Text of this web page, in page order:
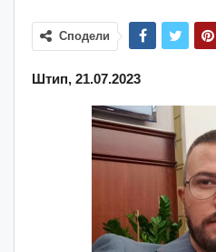
Сподели
Штип, 21.07.2023